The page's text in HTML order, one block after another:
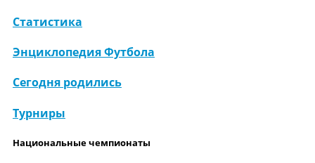
Статистика
Энциклопедия Футбола
Сегодня родились
Турниры
Национальные чемпионаты